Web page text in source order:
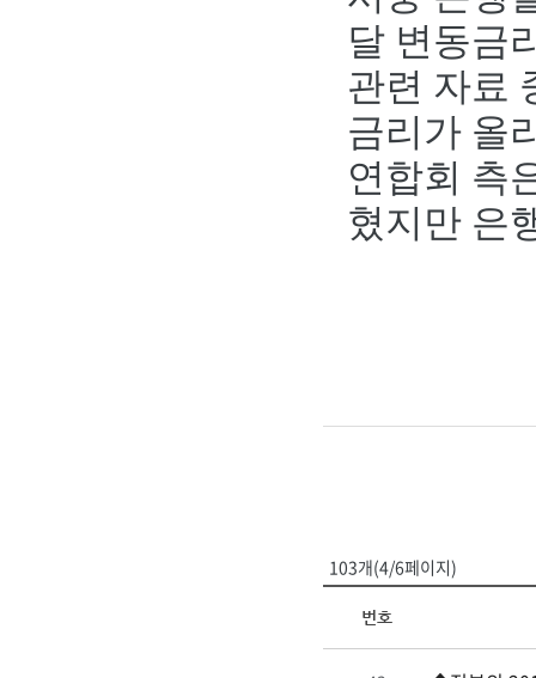
달 변동금
관련 자료
금리가 올
연합회 측
혔지만 은
103개(4/6페이지)
번호